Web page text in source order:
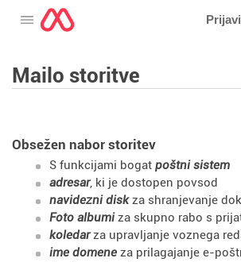
Odprite meni
Mailo storitve
Obsežen nabor storitev
S funkcijami bogat poštni sistem
adresar, ki je dostopen povsod
navidezni diskza shranjevanje
Foto albumiza skupno rabo s
koledarza upravljanje voznega
ime domene za prilagajanje e-